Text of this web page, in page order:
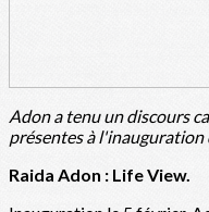
Adon a tenu un discours
présentes à l'inauguration
Raida Adon : Life View.